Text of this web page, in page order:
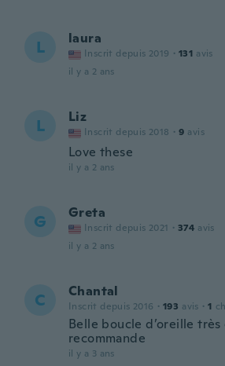
L laura
Inscrit depuis 2019 · 131 avis
il y a 2 ans
L Liz
Inscrit depuis 2018 · 9 avis
Love these
il y a 2 ans
G Greta
Inscrit depuis 2021 · 374 avis
il y a 2 ans
C Chantal
Inscrit depuis 2016 · 193 avis · 1
Belle boucle d’oreille
recommande
il y a 3 ans